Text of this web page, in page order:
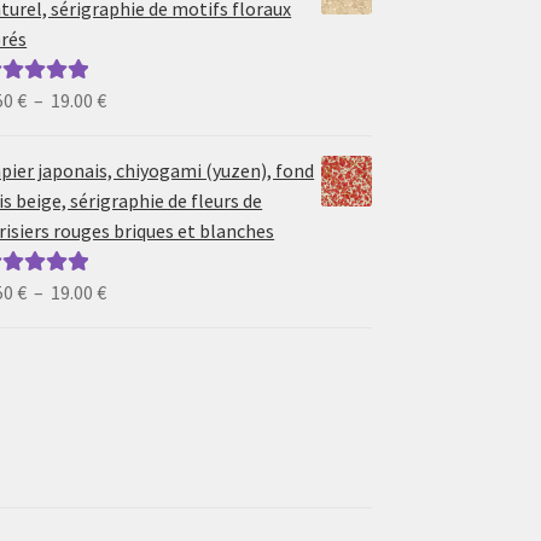
sérigraphie de motifs floraux
5.00sur
€ – 19.00€Plage
prix :
6.50 €
à
japonais, chiyogami (yuzen), fond
beige, sérigraphie de fleurs de
rouges briques et blanches
5.00sur
€ – 19.00€Plage